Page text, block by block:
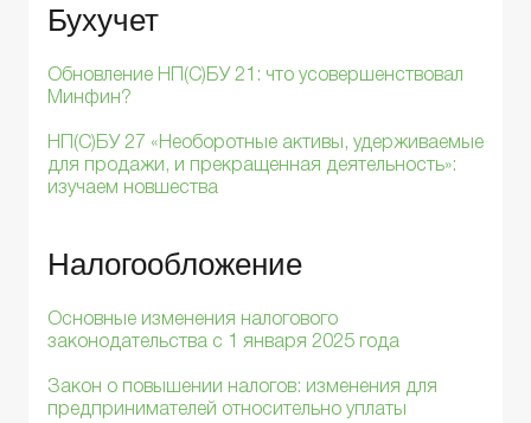
Бухучет
Обновление НП(С)БУ 21: что усовершенствовал
Минфин?
НП(С)БУ 27 «Необоротные активы, удерживаемые
для продажи, и прекращенная деятельность»:
изучаем новшества
Налогообложение
Основные изменения налогового
законодательства с 1 января 2025 года
Закон о повышении налогов: изменения для
предпринимателей относительно уплаты